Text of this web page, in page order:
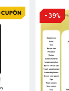
CUPÓN -39%